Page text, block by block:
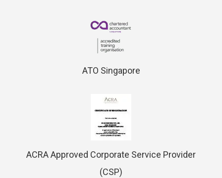
ATO Singapore
ACRA Approved Corporate Service Provider
(CSP)